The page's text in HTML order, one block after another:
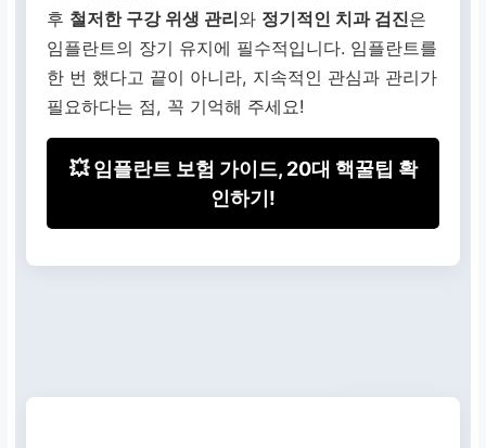
후 철저한 구강 위생 관리와 정기적인 치과 검진은
임플란트의 장기 유지에 필수적입니다. 임플란트를
한 번 했다고 끝이 아니라, 지속적인 관심과 관리가
필요하다는 점, 꼭 기억해 주세요!
💥 임플란트 보험 가이드, 20대 핵꿀팁 확
인하기!